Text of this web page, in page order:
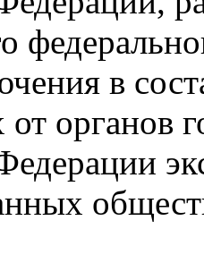
в
органов